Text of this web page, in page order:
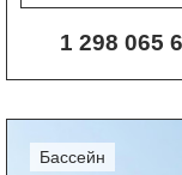
1 298 065
бассейн